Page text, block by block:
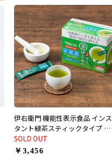
伊右衛門 機能性表示食品 インス
タント緑茶スティックタイプ 血
糖値 30本入
SOLD OUT
￥3,456